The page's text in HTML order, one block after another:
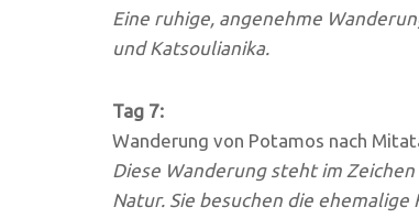
Eine ruhige, angenehme
und Katsoulianika.
Tag 7:
Wanderung von Potamos nach
Diese Wanderung steht im
Natur. Sie besuchen die